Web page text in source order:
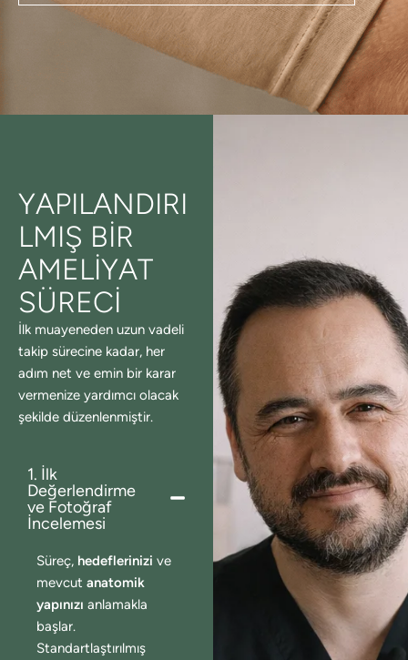
YAPILANDIRI
LMIŞ BIR
AMELIYAT
SÜRECI
İlk muayeneden uzun vadeli
takip sürecine kadar, her
adım net ve emin bir karar
vermenize yardımcı olacak
şekilde düzenlenmiştir.
1. İlk
Değerlendirme
ve Fotoğraf
İncelemesi
Süreç, hedeflerinizi ve
mevcut anatomik
yapınızı anlamakla
başlar.
Standartlaştırılmış